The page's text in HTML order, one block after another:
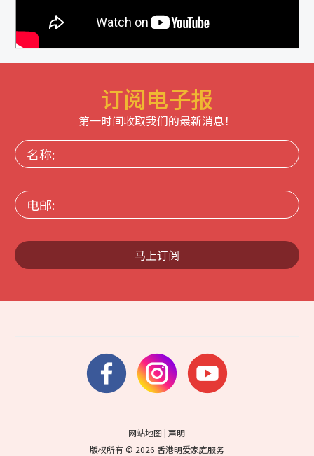
订阅电子报
第一时间收取我们的最新消息！
名
称:
电
邮:
马上订阅
网站地图 |声明
版权所有 © 2026 香港明爱家庭服务